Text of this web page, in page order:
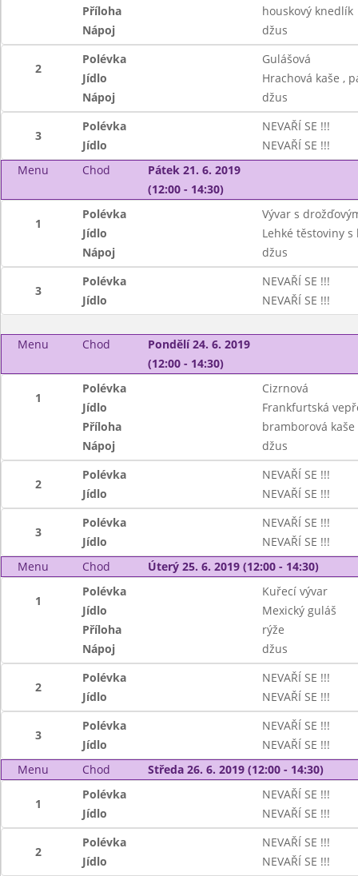
Příloha
houskový knedlík
Nápoj
džus
2
Polévka
Gulášová
Jídlo
Hrachová kaše ,
Nápoj
džus
3
Polévka
NEVAŘÍ SE !!!
Jídlo
NEVAŘÍ SE !!!
Menu
Chod
Pátek 21. 6. 2019
(12:00 - 14:30)
1
Polévka
Vývar s
Jídlo
Lehké těstoviny
Nápoj
džus
3
Polévka
NEVAŘÍ SE !!!
Jídlo
NEVAŘÍ SE !!!
Menu Chod
Pondělí 24. 6. 2019
(12:00 - 14:30)
1
Polévka
Cizrnová
Jídlo
Frankfurtská
Příloha
bramborová kaše
Nápoj
džus
2
Polévka
NEVAŘÍ SE !!!
Jídlo
NEVAŘÍ SE !!!
3
Polévka
NEVAŘÍ SE !!!
Jídlo
NEVAŘÍ SE !!!
Menu
Chod Úterý 25. 6. 2019 (12:00 - 14:30)
1
Polévka
Kuřecí vývar
Jídlo
Mexický guláš
Příloha
rýže
Nápoj
džus
2
Polévka
NEVAŘÍ SE !!!
Jídlo
NEVAŘÍ SE !!!
3
Polévka
NEVAŘÍ SE !!!
Jídlo
NEVAŘÍ SE !!!
Menu
Chod Středa 26. 6. 2019 (12:00 - 14:30)
1
Polévka
NEVAŘÍ SE !!!
Jídlo
NEVAŘÍ SE !!!
2
Polévka
NEVAŘÍ SE !!!
Jídlo
NEVAŘÍ SE !!!